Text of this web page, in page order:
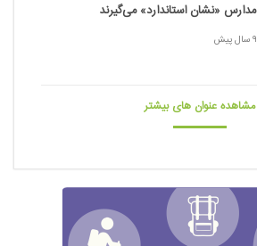
مدارس «نشان استاندارد» می‌گیرند
9 سال پیش
مشاهده عنوان های بیشتر